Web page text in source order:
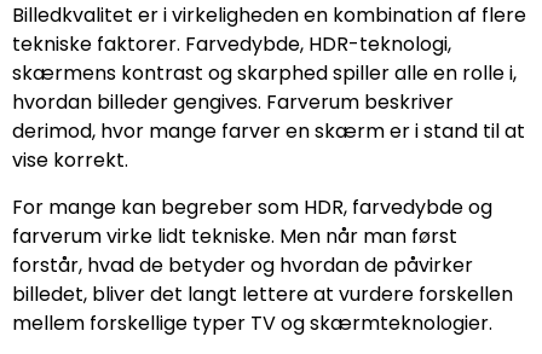
Billedkvalitet er i virkeligheden en kombination af flere
tekniske faktorer. Farvedybde, HDR-teknologi,
skærmens kontrast og skarphed spiller alle en rolle i,
hvordan billeder gengives. Farverum beskriver
derimod, hvor mange farver en skærm er i stand til at
vise korrekt.
For mange kan begreber som HDR, farvedybde og
farverum virke lidt tekniske. Men når man først
forstår, hvad de betyder og hvordan de påvirker
billedet, bliver det langt lettere at vurdere forskellen
mellem forskellige typer TV og skærmteknologier.